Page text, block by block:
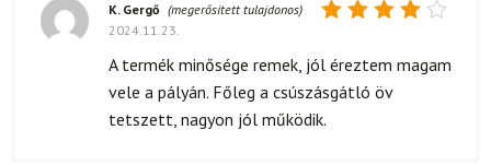
4/ 5
K. Gergő (megerősített tulajdonos)
2024.11.23.
A termék minősége remek, jól éreztem magam
vele a pályán. Főleg a csúszásgátló öv
tetszett, nagyon jól működik.